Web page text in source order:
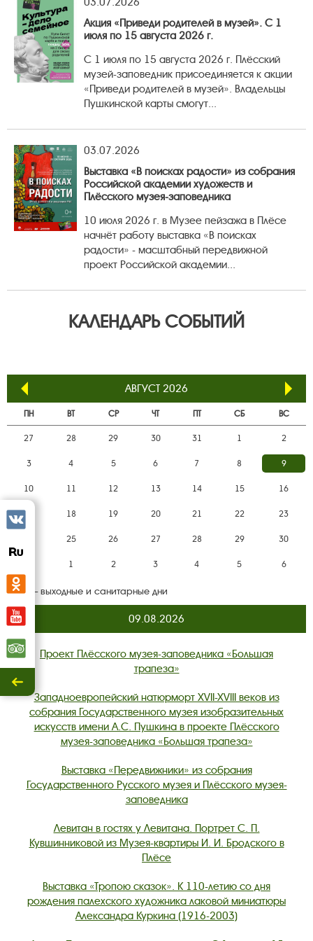
Акция «Приведи родителей в музей». С 1
июля по 15 августа 2026 г.
С 1 июля по 15 августа 2026 г. Плёсский
музей-заповедник присоединяется к акции
«Приведи родителей в музей». Владельцы
Пушкинской карты смогут...
03.07.2026
Выставка «В поисках радости» из собрания
Российской академии художеств и
Плёсского музея-заповедника
10 июля 2026 г. в Музее пейзажа в Плёсе
начнёт работу выставка «В поисках
радости» - масштабный передвижной
проект Российской академии...
КАЛЕНДАРЬ СОБЫТИЙ
АВГУСТ 2026
ПН ВТ СР ЧТ ПТ СБ ВС
27 28 29 30 31 1 2
3 4 5 6 7 8 9
10 11 12 13 14 15 16
17 18 19 20 21 22 23
25 26 27 28 29 30
1 2 3 4 5 6
— выходные и санитарные дни
09.08.2026
Проект Плёсского музея-заповедника «Большая
трапеза»
Западноевропейский натюрморт XVII-XVIII веков из
собрания Государственного музея изобразительных
искусств имени А.С. Пушкина в проекте Плёсского
музея-заповедника «Большая трапеза»
Выставка «Передвижники» из собрания
Государственного Русского музея и Плёсского музея-
заповедника
Левитан в гостях у Левитана. Портрет С. П.
Кувшинниковой из Музея-квартиры И. И. Бродского в
Плёсе
Выставка «Тропою сказок». К 110-летию со дня
рождения палехского художника лаковой миниатюры
Александра Куркина (1916-2003)
Вконтакте
Одноклассники
YouTube
Трипадвизор
Скрыть
показать.